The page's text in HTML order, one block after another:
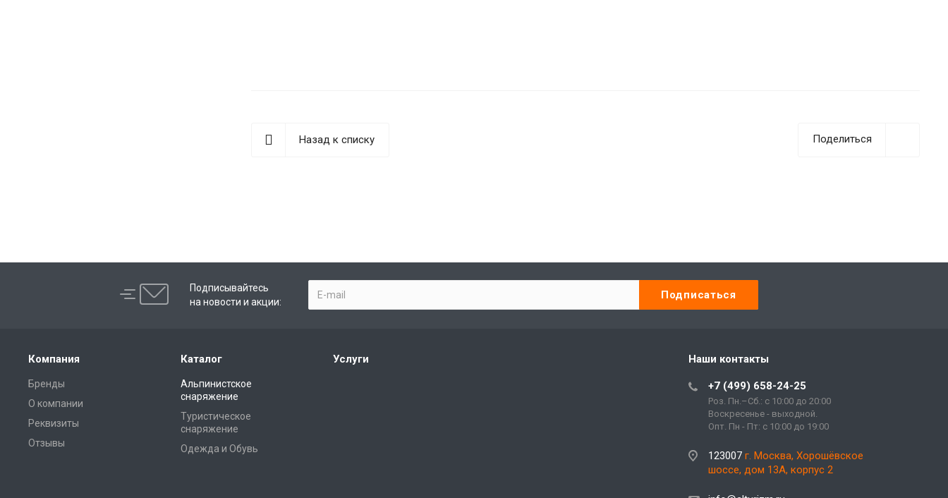
Поделиться
Назад к списку
Подписывайтесь
на новости и акции:
Компания
Бренды
О компании
Реквизиты
Отзывы
Каталог
Альпинистское
снаряжение
Туристическое
снаряжение
Одежда и Обувь
Услуги Наши контакты
+7 (499) 658-24-25
Роз. Пн.–Сб.: с 10:00 до 20:00
Воскресенье - выходной.
Опт. Пн - Пт: с 10:00 до 19:00
123007 г. Москва, Хорошёвское
шоссе, дом 13А, корпус 2